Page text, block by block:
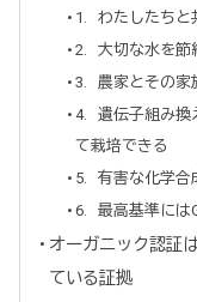
1. わたしたちと
2. 大切な水を節
3. 農家とその家
4. 遺伝子組み換
て栽培できる
5. 有害な化学合
6. 最高基準には
オーガニック認証
ている証拠